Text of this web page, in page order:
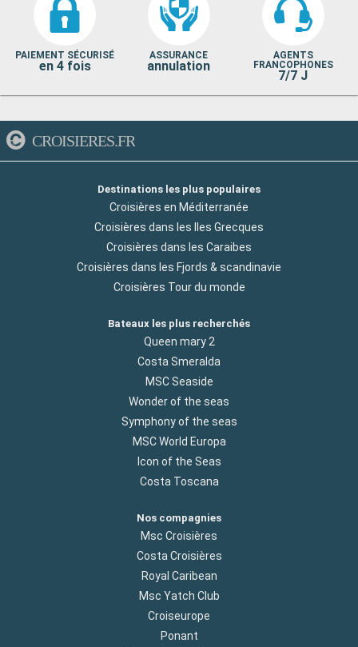
PAIEMENT SÉCURISÉ
en 4 fois
ASSURANCE
annulation
AGENTS
FRANCOPHONES
7/7 J
CROISIERES.FR
Destinations les plus populaires
Croisières en Méditerranée
Croisières dans les Iles Grecques
Croisières dans les Caraibes
Croisières dans les Fjords & scandinavie
Croisières Tour du monde
Bateaux les plus recherchés
Queen mary 2
Costa Smeralda
MSC Seaside
Wonder of the seas
Symphony of the seas
MSC World Europa
Icon of the Seas
Costa Toscana
Nos compagnies
Msc Croisières
Costa Croisières
Royal Caribean
Msc Yatch Club
Croiseurope
Ponant